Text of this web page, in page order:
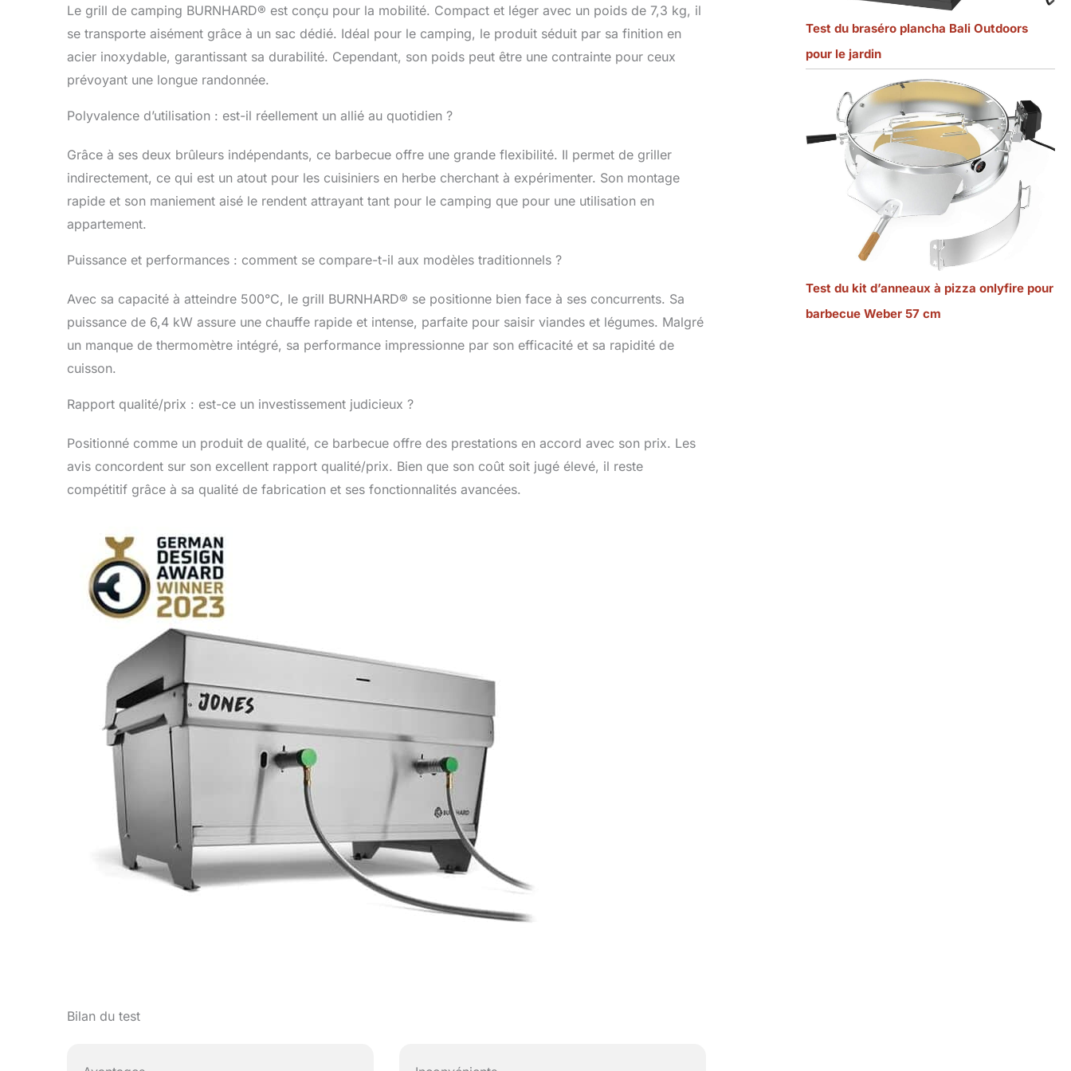
Le grill de camping BURNHARD® est conçu pour la mobilité. Compact et léger avec un poids de 7,3 kg, il
se transporte aisément grâce à un sac dédié. Idéal pour le camping, le produit séduit par sa finition en
acier inoxydable, garantissant sa durabilité. Cependant, son poids peut être une contrainte pour ceux
prévoyant une longue randonnée.
Polyvalence d’utilisation : est-il réellement un allié au quotidien ?
Grâce à ses deux brûleurs indépendants, ce barbecue offre une grande flexibilité. Il permet de griller
indirectement, ce qui est un atout pour les cuisiniers en herbe cherchant à expérimenter. Son montage
rapide et son maniement aisé le rendent attrayant tant pour le camping que pour une utilisation en
appartement.
Puissance et performances : comment se compare-t-il aux modèles traditionnels ?
Avec sa capacité à atteindre 500°C, le grill BURNHARD® se positionne bien face à ses concurrents. Sa
puissance de 6,4 kW assure une chauffe rapide et intense, parfaite pour saisir viandes et légumes. Malgré
un manque de thermomètre intégré, sa performance impressionne par son efficacité et sa rapidité de
cuisson.
Rapport qualité/prix : est-ce un investissement judicieux ?
Positionné comme un produit de qualité, ce barbecue offre des prestations en accord avec son prix. Les
avis concordent sur son excellent rapport qualité/prix. Bien que son coût soit jugé élevé, il reste
compétitif grâce à sa qualité de fabrication et ses fonctionnalités avancées.
Bilan du test
Test du braséro plancha Bali Outdoors
pour le jardin
Test du kit d’anneaux à pizza onlyfire pour
barbecue Weber 57 cm